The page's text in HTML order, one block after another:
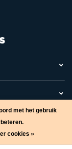
met het gebruik
cookies »